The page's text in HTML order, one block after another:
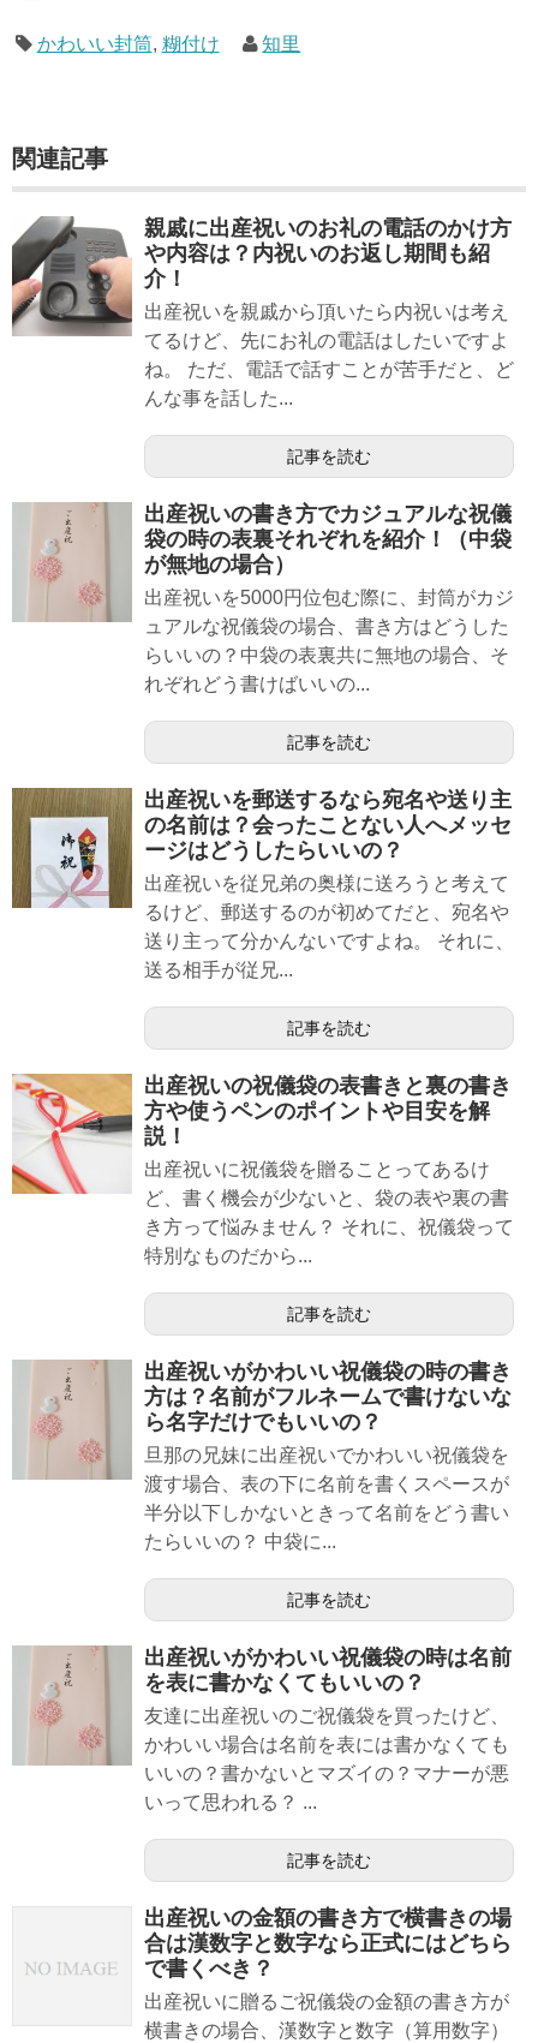
かわいい封筒, 糊付け 知里
関連記事
親戚に出産祝いのお礼の電話のかけ方
や内容は？内祝いのお返し期間も紹
介！
出産祝いを親戚から頂いたら内祝いは考え
てるけど、先にお礼の電話はしたいですよ
ね。 ただ、電話で話すことが苦手だと、ど
んな事を話した...
記事を読む
出産祝いの書き方でカジュアルな祝儀
袋の時の表裏それぞれを紹介！（中袋
が無地の場合）
出産祝いを5000円位包む際に、封筒がカジ
ュアルな祝儀袋の場合、書き方はどうした
らいいの？中袋の表裏共に無地の場合、そ
れぞれどう書けばいいの...
記事を読む
出産祝いを郵送するなら宛名や送り主
の名前は？会ったことない人へメッセ
ージはどうしたらいいの？
出産祝いを従兄弟の奥様に送ろうと考えて
るけど、郵送するのが初めてだと、宛名や
送り主って分かんないですよね。 それに、
送る相手が従兄...
記事を読む
出産祝いの祝儀袋の表書きと裏の書き
方や使うペンのポイントや目安を解
説！
出産祝いに祝儀袋を贈ることってあるけ
ど、書く機会が少ないと、袋の表や裏の書
き方って悩みません？ それに、祝儀袋って
特別なものだから...
記事を読む
出産祝いがかわいい祝儀袋の時の書き
方は？名前がフルネームで書けないな
ら名字だけでもいいの？
旦那の兄妹に出産祝いでかわいい祝儀袋を
渡す場合、表の下に名前を書くスペースが
半分以下しかないときって名前をどう書い
たらいいの？ 中袋に...
記事を読む
出産祝いがかわいい祝儀袋の時は名前
を表に書かなくてもいいの？
友達に出産祝いのご祝儀袋を買ったけど、
かわいい場合は名前を表には書かなくても
いいの？書かないとマズイの？マナーが悪
いって思われる？ ...
記事を読む
出産祝いの金額の書き方で横書きの場
合は漢数字と数字なら正式にはどちら
で書くべき？
出産祝いに贈るご祝儀袋の金額の書き方が
横書きの場合、漢数字と数字（算用数字）